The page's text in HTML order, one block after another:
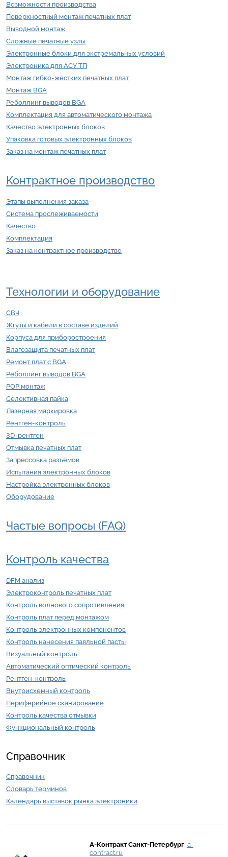
Возможности производства
Поверхностный монтаж печатных плат
Выводной монтаж
Сложные печатные узлы
Электронные блоки для экстремальных условий
Электроника для АСУ ТП
Монтаж гибко-жёстких печатных плат
Монтаж BGA
Реболлинг выводов BGA
Комплектация для автоматического монтажа
Качество электронных блоков
Упаковка готовых электронных блоков
Заказ на монтаж печатных плат
Контрактное производство
Этапы выполнения заказа
Система прослеживаемости
Качество
Комплектация
Заказ на контрактное производство
Технологии и оборудование
СВЧ
Жгуты и кабели в составе изделий
Корпуса для приборостроения
Влагозащита печатных плат
Ремонт плат с BGA
Реболлинг выводов BGA
POP монтаж
Селективная пайка
Лазерная маркировка
Рентген-контроль
3D-рентген
Отмывка печатных плат
Запрессовка разъёмов
Испытания электронных блоков
Настройка электронных блоков
Оборудование
Частые вопросы (FAQ)
Контроль качества
DFM анализ
Электроконтроль печатных плат
Контроль волнового сопротивления
Контроль плат перед монтажом
Контроль электронных компонентов
Контроль нанесения паяльной пасты
Визуальный контроль
Автоматический оптический контроль
Рентген-контроль
Внутрисхемный контроль
Периферийное сканирование
Контроль качества отмывки
Функциональный контроль
Справочник
Справочник
Словарь терминов
Календарь выставок рынка электроники
А-Контракт Санкт-Петербург, a-
contract.ru